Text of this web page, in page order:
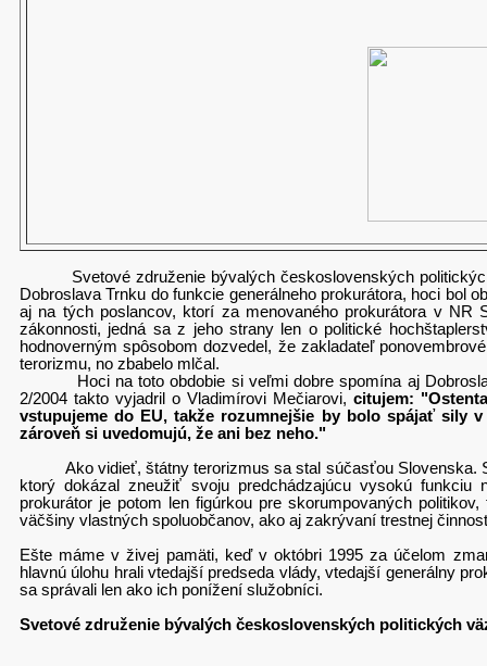
Svetové združenie bývalých československých politických
Dobroslava Trnku do funkcie generálneho prokurátora, hoci
aj na tých poslancov, ktorí za menovaného prokurátora v
zákonnosti, jedná sa z jeho strany len o politické
hodnoverným spôsobom dozvedel, že zakladateľ
terorizmu, no zbabelo mlčal.
Hoci na toto obdobie si veľmi dobre spomína aj
2/2004 takto vyjadril o Vladimírovi Mečiarovi, citujem:
vstupujeme do EU, takže rozumnejšie by bolo spájať sily
zároveň si uvedomujú, že ani bez neho."
Ako vidieť, štátny terorizmus sa stal súčasťou Slovenska.
ktorý dokázal zneužiť svoju predchádzajúcu vysokú funkciu
prokurátor je potom len figúrkou pre skorumpovaných
väčšiny vlastných spoluobčanov, ako aj zakrývaní trestnej
Ešte máme v živej pamäti, keď v októbri 1995 za účelom
hlavnú úlohu hrali vtedajší predseda vlády, vtedajší generálny
sa správali len ako ich ponížení služobníci.
Svetové združenie bývalých československých politických